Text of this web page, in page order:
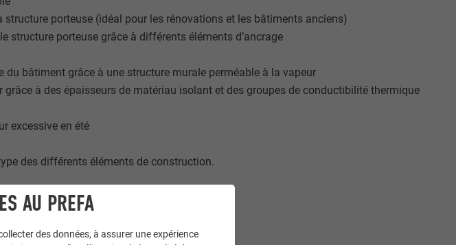
porteuse (idéal pour les rénovations et les bâtiments anciens)
structure porteuse grâce à différents éléments d’ancrage
du bâtiment grâce à une structure murale perméable à la vapeur
à des épaisseurs de matériau isolant et des groupes de conductibilité thermique
excessive en été
des différents éléments de construction.
AU PREFA
des données, à assurer une expérience